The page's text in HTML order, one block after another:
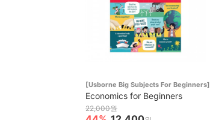
[Usborne Big Subjects For Beginners]
Economics for Beginners
22,000원